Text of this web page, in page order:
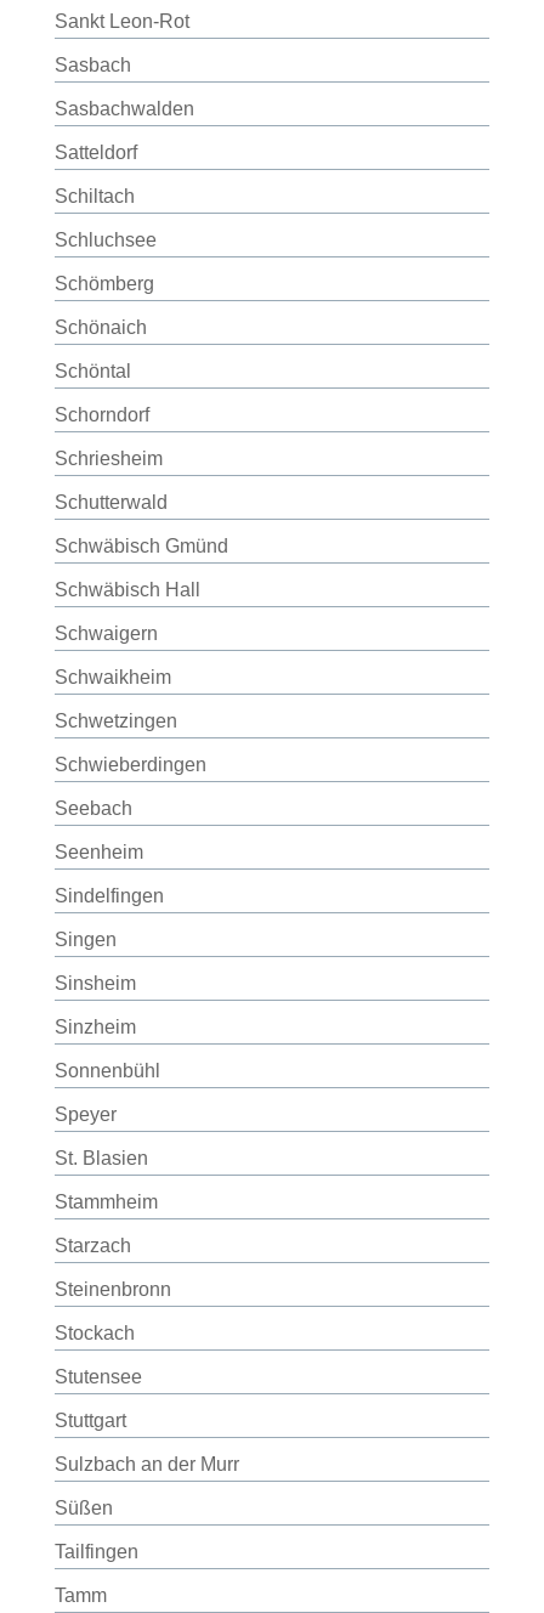
Sankt Leon-Rot
Sasbach
Sasbachwalden
Satteldorf
Schiltach
Schluchsee
Schömberg
Schönaich
Schöntal
Schorndorf
Schriesheim
Schutterwald
Schwäbisch Gmünd
Schwäbisch Hall
Schwaigern
Schwaikheim
Schwetzingen
Schwieberdingen
Seebach
Seenheim
Sindelfingen
Singen
Sinsheim
Sinzheim
Sonnenbühl
Speyer
St. Blasien
Stammheim
Starzach
Steinenbronn
Stockach
Stutensee
Stuttgart
Sulzbach an der Murr
Süßen
Tailfingen
Tamm